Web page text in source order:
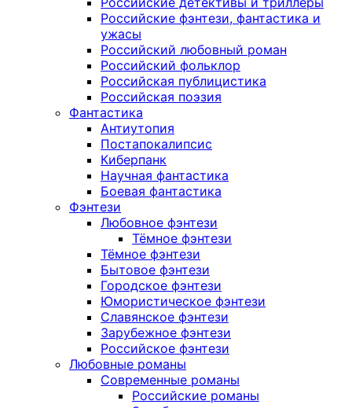
Российские фэнтези, фантастика и
ужасы
Российский любовный роман
Российский фольклор
Российская публицистика
Российская поэзия
Фантастика
Антиутопия
Постапокалипсис
Киберпанк
Научная фантастика
Боевая фантастика
Фэнтези
Любовное фэнтези
Тёмное фэнтези
Тёмное фэнтези
Бытовое фэнтези
Городское фэнтези
Юмористическое фэнтези
Славянское фэнтези
Зарубежное фэнтези
Российское фэнтези
Любовные романы
Современные романы
Российские романы